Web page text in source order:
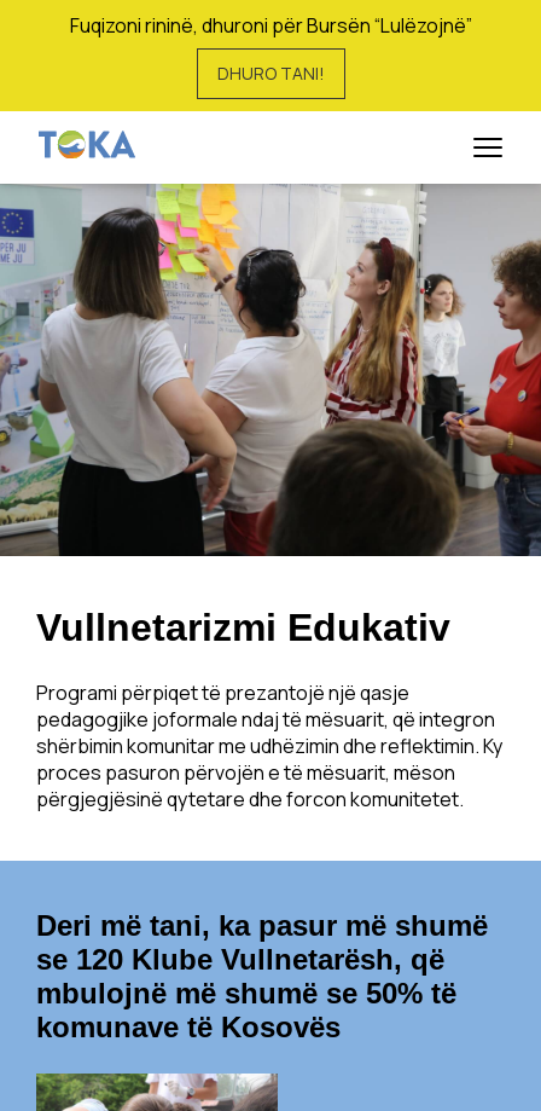
Fuqizoni rininë, dhuroni për Bursën “Lulëzojnë”
DHURO TANI!
Vullnetarizmi Edukativ
Programi përpiqet të prezantojë një qasje
pedagogjike joformale ndaj të mësuarit, që integron
shërbimin komunitar me udhëzimin dhe reflektimin. Ky
proces pasuron përvojën e të mësuarit, mëson
përgjegjësinë qytetare dhe forcon komunitetet.
Deri më tani, ka pasur më shumë
se 120 Klube Vullnetarësh, që
mbulojnë më shumë se 50% të
komunave të Kosovës